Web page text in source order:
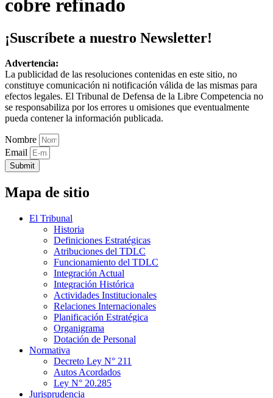
cobre refinado
¡Suscríbete a nuestro Newsletter!
Advertencia:
La publicidad de las resoluciones contenidas en este sitio, no
constituye comunicación ni notificación válida de las mismas para
efectos legales. El Tribunal de Defensa de la Libre Competencia no
se responsabiliza por los errores u omisiones que eventualmente
pueda contener la información publicada.
Nombre
Email
Submit
Mapa de sitio
El Tribunal
Historia
Definiciones Estratégicas
Atribuciones del TDLC
Funcionamiento del TDLC
Integración Actual
Integración Histórica
Actividades Institucionales
Relaciones Internacionales
Planificación Estratégica
Organigrama
Dotación de Personal
Normativa
Decreto Ley N° 211
Autos Acordados
Ley N° 20.285
Jurisprudencia